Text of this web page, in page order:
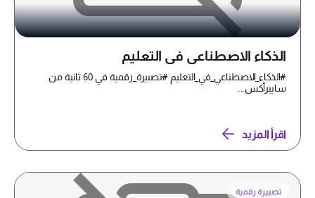
الذكاء الاصطناعي في التعليم
#الذكاء_الاصطناعي_في_التعليم #تصبيرة_رقمية في 60 ثانية من
سايبرأكس...
اقرأ المزيد
تصبيرة رقمية